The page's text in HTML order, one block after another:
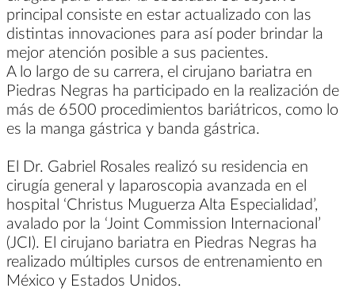
principal consiste en estar actualizado con las
distintas innovaciones para así poder brindar la
mejor atención posible a sus pacientes.
A lo largo de su carrera, el cirujano bariatra en
Piedras Negras ha participado en la realización de
más de 6500 procedimientos bariátricos, como lo
es la manga gástrica y banda gástrica.
El Dr. Gabriel Rosales realizó su residencia en
cirugía general y laparoscopia avanzada en el
hospital ‘Christus Muguerza Alta Especialidad’,
avalado por la ‘Joint Commission Internacional’
(JCI). El cirujano bariatra en Piedras Negras ha
realizado múltiples cursos de entrenamiento en
México y Estados Unidos.